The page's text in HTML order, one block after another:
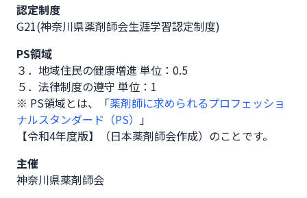
認定制度
G21(神奈川県薬剤師会生涯学習認定制度)
PS領域
３．地域住民の健康増進 単位：0.5
５．法律制度の遵守 単位：1
※ PS領域とは、「薬剤師に求められるプロフェッショ
ナルスタンダード（PS） 」
【令和4年度版】（日本薬剤師会作成）のことです。
主催
神奈川県薬剤師会